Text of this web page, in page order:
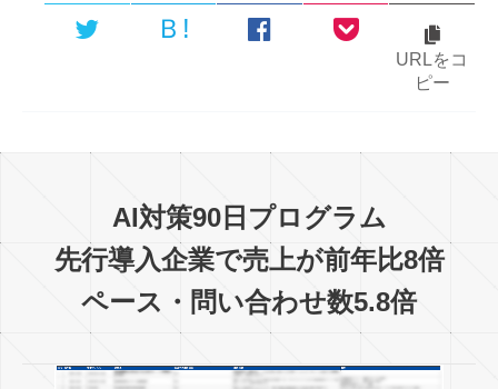
Ｂ!
URLをコ
ピー
AI対策90日プログラム
先行導入企業で売上が前年比8倍
ペース・問い合わせ数5.8倍